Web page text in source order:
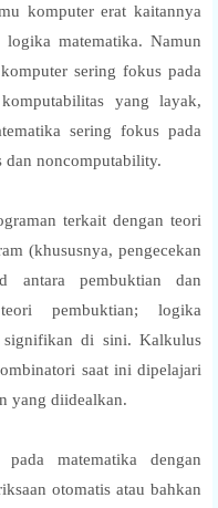
komputer erat kaitannya
matematika. Namun
sering fokus pada
yang layak,
sering fokus pada
dan noncomputability.
terkait dengan teori
(khususnya, pengecekan
antara pembuktian dan
pembuktian; logika
di sini. Kalkulus
saat ini dipelajari
yang diidealkan.
matematika dengan
otomatis atau bahkan